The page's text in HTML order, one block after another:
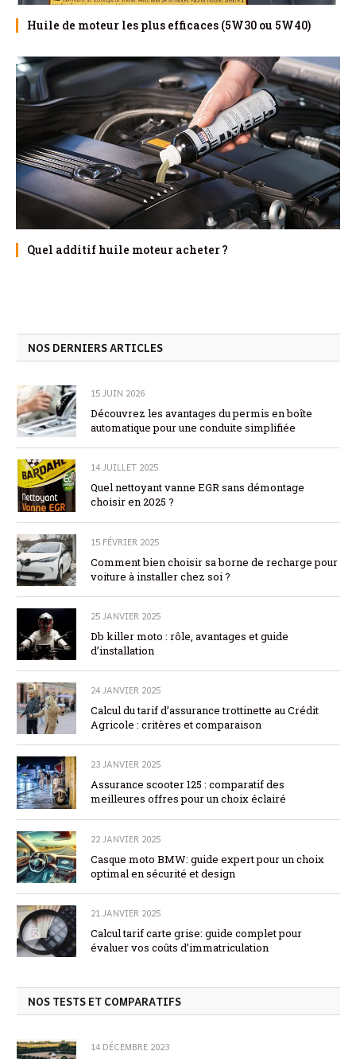
Huile de moteur les plus efficaces (5W30 ou 5W40)
Quel additif huile moteur acheter ?
NOS DERNIERS ARTICLES
15 JUIN 2026
Découvrez les avantages du permis en boîte
automatique pour une conduite simplifiée
14 JUILLET 2025
Quel nettoyant vanne EGR sans démontage
choisir en 2025 ?
15 FÉVRIER 2025
Comment bien choisir sa borne de recharge pour
voiture à installer chez soi ?
25 JANVIER 2025
Db killer moto : rôle, avantages et guide
d’installation
24 JANVIER 2025
Calcul du tarif d’assurance trottinette au Crédit
Agricole : critères et comparaison
23 JANVIER 2025
Assurance scooter 125 : comparatif des
meilleures offres pour un choix éclairé
22 JANVIER 2025
Casque moto BMW: guide expert pour un choix
optimal en sécurité et design
21 JANVIER 2025
Calcul tarif carte grise: guide complet pour
évaluer vos coûts d’immatriculation
NOS TESTS ET COMPARATIFS
14 DÉCEMBRE 2023